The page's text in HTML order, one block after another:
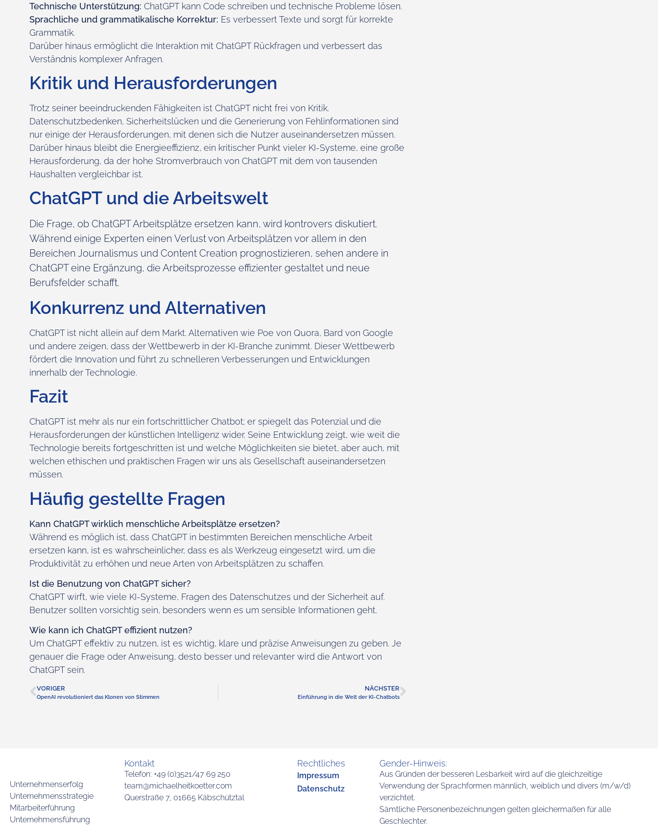
Technische Unterstützung: ChatGPT kann Code schreiben und technische Probleme lösen.
Sprachliche und grammatikalische Korrektur: Es verbessert Texte und sorgt für korrekte
Grammatik.
Darüber hinaus ermöglicht die Interaktion mit ChatGPT Rückfragen und verbessert das
Verständnis komplexer Anfragen.
Kritik und Herausforderungen
Trotz seiner beeindruckenden Fähigkeiten ist ChatGPT nicht frei von Kritik.
Datenschutzbedenken, Sicherheitslücken und die Generierung von Fehlinformationen sind
nur einige der Herausforderungen, mit denen sich die Nutzer auseinandersetzen müssen.
Darüber hinaus bleibt die Energieeffizienz, ein kritischer Punkt vieler KI-Systeme, eine große
Herausforderung, da der hohe Stromverbrauch von ChatGPT mit dem von tausenden
Haushalten vergleichbar ist.
ChatGPT und die Arbeitswelt
Die Frage, ob ChatGPT Arbeitsplätze ersetzen kann, wird kontrovers diskutiert.
Während einige Experten einen Verlust von Arbeitsplätzen vor allem in den
Bereichen Journalismus und Content Creation prognostizieren, sehen andere in
ChatGPT eine Ergänzung, die Arbeitsprozesse effizienter gestaltet und neue
Berufsfelder schafft.
Konkurrenz und Alternativen
ChatGPT ist nicht allein auf dem Markt. Alternativen wie Poe von Quora, Bard von Google
und andere zeigen, dass der Wettbewerb in der KI-Branche zunimmt. Dieser Wettbewerb
fördert die Innovation und führt zu schnelleren Verbesserungen und Entwicklungen
innerhalb der Technologie.
Fazit
ChatGPT ist mehr als nur ein fortschrittlicher Chatbot; er spiegelt das Potenzial und die
Herausforderungen der künstlichen Intelligenz wider. Seine Entwicklung zeigt, wie weit die
Technologie bereits fortgeschritten ist und welche Möglichkeiten sie bietet, aber auch, mit
welchen ethischen und praktischen Fragen wir uns als Gesellschaft auseinandersetzen
müssen.
Häufig gestellte Fragen
Kann ChatGPT wirklich menschliche Arbeitsplätze ersetzen?
Während es möglich ist, dass ChatGPT in bestimmten Bereichen menschliche Arbeit
ersetzen kann, ist es wahrscheinlicher, dass es als Werkzeug eingesetzt wird, um die
Produktivität zu erhöhen und neue Arten von Arbeitsplätzen zu schaffen.
Ist die Benutzung von ChatGPT sicher?
ChatGPT wirft, wie viele KI-Systeme, Fragen des Datenschutzes und der Sicherheit auf.
Benutzer sollten vorsichtig sein, besonders wenn es um sensible Informationen geht.
Wie kann ich ChatGPT effizient nutzen?
Um ChatGPT effektiv zu nutzen, ist es wichtig, klare und präzise Anweisungen zu geben. Je
genauer die Frage oder Anweisung, desto besser und relevanter wird die Antwort von
ChatGPT sein.
VORIGER
OpenAI revolutioniert das Klonen von Stimmen
NÄCHSTER
Einführung in die Welt der KI-Chatbots
Unternehmenserfolg
Unternehmensstrategie
Mitarbeiterführung
Unternehmensführung
Kontakt
Telefon: +49 (0)3521/47 69 250
team@michaelheitkoetter.com
Querstraße 7, 01665 Käbschütztal
Rechtliches
Impressum
Datenschutz
Gender-Hinweis:
Aus Gründen der besseren Lesbarkeit wird auf die gleichzeitige
Verwendung der Sprachformen männlich, weiblich und divers (m/w/d)
verzichtet.
Sämtliche Personenbezeichnungen gelten gleichermaßen für alle
Geschlechter.